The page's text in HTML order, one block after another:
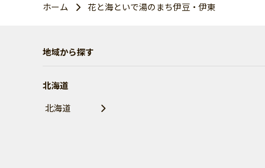
ホーム 花と海といで湯のまち伊豆・伊東
地域から探す
北海道
北海道